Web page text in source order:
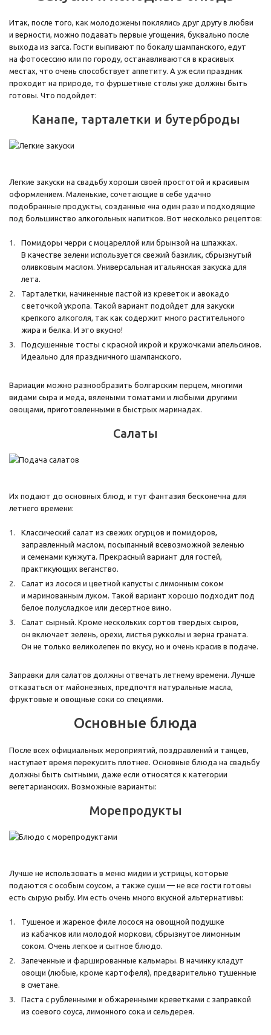
Итак, после того, как молодожены поклялись друг другу в любви
и верности, можно подавать первые угощения, буквально после
выхода из загса. Гости выпивают по бокалу шампанского, едут
на фотосессию или по городу, останавливаются в красивых
местах, что очень способствует аппетиту. А уж если праздник
проходит на природе, то фуршетные столы уже должны быть
готовы. Что подойдет:
Канапе, тарталетки и бутерброды
Легкие закуски на свадьбу хороши своей простотой и красивым
оформлением. Маленькие, сочетающие в себе удачно
подобранные продукты, созданные «на один раз» и подходящие
под большинство алкогольных напитков. Вот несколько рецептов:
Помидоры черри с моцареллой или брынзой на шпажках.
В качестве зелени используется свежий базилик, сбрызнутый
оливковым маслом. Универсальная итальянская закуска для
лета.
Тарталетки, начиненные пастой из креветок и авокадо
с веточкой укропа. Такой вариант подойдет для закуски
крепкого алкоголя, так как содержит много растительного
жира и белка. И это вкусно!
Подсушенные тосты с красной икрой и кружочками апельсинов.
Идеально для праздничного шампанского.
Вариации можно разнообразить болгарским перцем, многими
видами сыра и меда, вялеными томатами и любыми другими
овощами, приготовленными в быстрых маринадах.
Салаты
Их подают до основных блюд, и тут фантазия бесконечна для
летнего времени:
Классический салат из свежих огурцов и помидоров,
заправленный маслом, посыпанный всевозможной зеленью
и семенами кунжута. Прекрасный вариант для гостей,
практикующих веганство.
Салат из лосося и цветной капусты с лимонным соком
и маринованным луком. Такой вариант хорошо подходит под
белое полусладкое или десертное вино.
Салат сырный. Кроме нескольких сортов твердых сыров,
он включает зелень, орехи, листья рукколы и зерна граната.
Он не только великолепен по вкусу, но и очень красив в подаче.
Заправки для салатов должны отвечать летнему времени. Лучше
отказаться от майонезных, предпочтя натуральные масла,
фруктовые и овощные соки со специями.
Основные блюда
После всех официальных мероприятий, поздравлений и танцев,
наступает время перекусить плотнее. Основные блюда на свадьбу
должны быть сытными, даже если относятся к категории
вегетарианских. Возможные варианты:
Морепродукты
Лучше не использовать в меню мидии и устрицы, которые
подаются с особым соусом, а также суши — не все гости готовы
есть сырую рыбу. Им есть очень много вкусной альтернативы:
Тушеное и жареное филе лосося на овощной подушке
из кабачков или молодой моркови, сбрызнутое лимонным
соком. Очень легкое и сытное блюдо.
Запеченные и фаршированные кальмары. В начинку кладут
овощи (любые, кроме картофеля), предварительно тушенные
в сметане.
Паста с рубленными и обжаренными креветками с заправкой
из соевого соуса, лимонного сока и сельдерея.